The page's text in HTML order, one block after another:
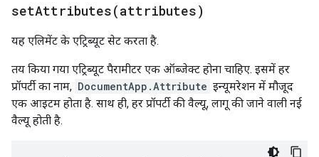
setAttributes(attributes)
यह एलिमेंट के एट्रिब्यूट सेट करता है.
तय किया गया एट्रिब्यूट पैरामीटर एक ऑब्जेक्ट होना चाहिए. इसमें हर
प्रॉपर्टी का नाम, DocumentApp.Attribute इन्यूमरेशन में मौजूद
एक आइटम होता है. साथ ही, हर प्रॉपर्टी की वैल्यू, लागू की जाने वाली नई
वैल्यू होती है.